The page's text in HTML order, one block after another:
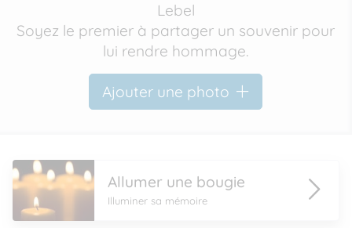
Lebel
Soyez le premier à partager un souvenir pour
lui rendre hommage.
Ajouter une photo
Allumer une bougie
Illuminer sa mémoire